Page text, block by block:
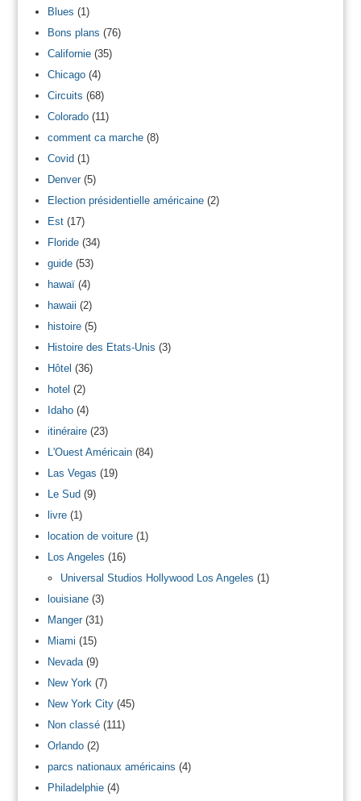
Blues (1)
Bons plans (76)
Californie(35)
Chicago(4)
Circuits (68)
Colorado(11)
comment ca marche(8)
Covid(1)
Denver(5)
Election présidentielle américaine(2)
Est(17)
Floride(34)
guide(53)
hawaï(4)
hawaii (2)
histoire(5)
Histoire des Etats-Unis (3)
Hôtel (36)
hotel (2)
Idaho(4)
itinéraire(23)
L'Ouest Américain(84)
Las Vegas (19)
Le Sud(9)
livre(1)
location de voiture(1)
Los Angeles (16)
Universal Studios Hollywood Los Angeles (1)
louisiane(3)
Manger(31)
Miami (15)
Nevada(9)
New York (7)
New York City(45)
Non classé(111)
Orlando(2)
parcs nationaux américains (4)
Philadelphie(4)